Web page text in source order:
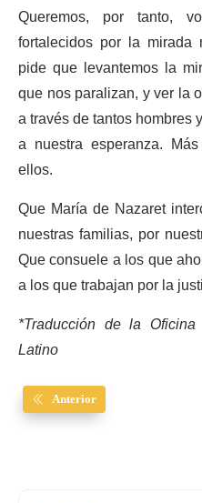
Queremos, por tanto,
fortalecidos por la
pide que levantemos la
que nos paralizan, y ver la
a través de tantos
a nuestra esperanza.
ellos.
Que María de Nazaret
nuestras familias, por
Que consuele a los que
a los que trabajan por la
*Traducción de la
Latino
Anterior